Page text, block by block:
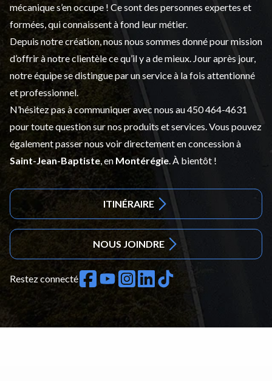
mécanique s’en occupe ! Ce sont des personnes expertes et
formées, qui connaissent à fond leur métier.
Depuis notre création, nous nous sommes donné pour mission
d’offrir à notre clientèle ce qu’il y a de mieux. Jour après jour,
notre équipe se distingue par un service à la fois attentionné
et professionnel.
N’hésitez pas à communiquer avec nous au450 464-4631
pour toute question sur nos produits et services. Vous pouvez
également passer nous voir directement en concession à
Saint-Jean-Baptiste , en Montérégie . À bientôt !
ITINÉRAIRE
NOUS JOINDRE
Restez connecté